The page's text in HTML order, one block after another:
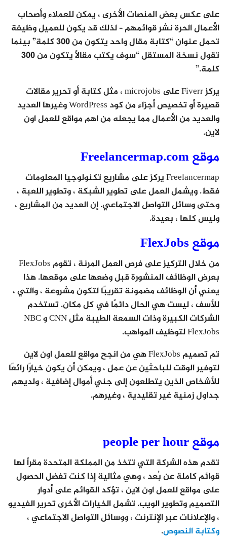
على عكس بعض المنصات الأخرى ، يمكن للعملاء وأصحاب
الأعمال الحرة نشر قوائمهم – لذلك قد يكون للعميل وظيفة
تحمل عنوان “كتابة مقال واحد يتكون من 300 كلمة” بينما
تقول نسخة المستقل “سوف يكتب مقالاً يتكون من 300
كلمة.”
يركز Fiverr على microjobs ، مثل كتابة أو تحرير مقالات
قصيرة أو تخصيص أجزاء من كود WordPress وغيرها العديد
والعديد من الأعمال مما يجعله من اهم مواقع للعمل اون
لاين.
موقع Freelancermap.com
Freelancermap يركز على مشاريع تكنولوجيا المعلومات
فقط. ويشمل العمل على تطوير الشبكة ، وتطوير اللعبة ،
وحتى وسائل التواصل الاجتماعي. إن العديد من المشاريع ،
وليس كلها ، بعيدة.
موقع FlexJobs
من خلال التركيز على فرص العمل المرنة ، تقوم FlexJobs
بعرض الوظائف المنشورة قبل وضعها على موقعها. هذا
يعني أن الوظائف مضمونة تقريبًا لتكون مشروعة ، والتي ،
للأسف ، ليست هي الحال دائمًا في كل مكان. تستخدم
الشركات الكبيرة وذات السمعة الطيبة مثل CNN و NBC
FlexJobs لتوظيف المواهب.
تم تصميم FlexJobs هي من انجح مواقع للعمل اون لاين
لتوفير الوقت للباحثين عن عمل ، ويمكن أن يكون خيارًا رائعًا
للأشخاص الذين يتطلعون إلى جني أموال إضافية ، ولديهم
جداول زمنية غير تقليدية ، وغيرهم.
موقع people per hour
تقدم هذه الشركة التي تتخذ من المملكة المتحدة مقراً لها
قوائم كاملة عن بُعد ، وهي مثالية إذا كنت تفضل الحصول
على مواقع للعمل اون لاين ، تؤكد القوائم على أدوار
التصميم وتطوير الويب. تشمل الخيارات الأخرى تحرير الفيديو
، والإعلانات عبر الإنترنت ، ووسائل التواصل الاجتماعي ،
وكتابة النصوص.